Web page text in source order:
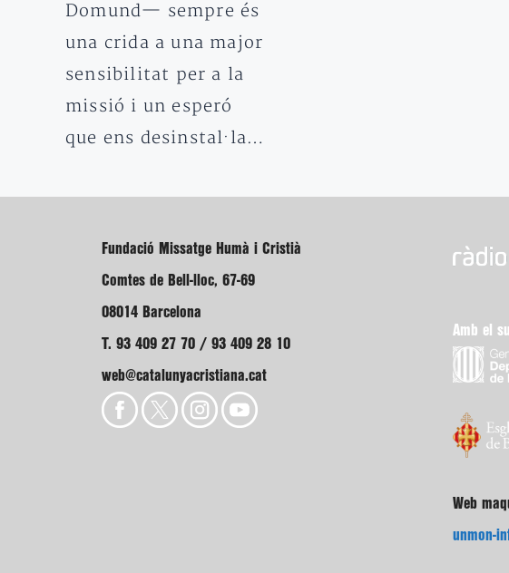
Domund— sempre és
una crida a una major
sensibilitat per a la
missió i un esperó
que ens desinstal·la…
Fundació Missatge Humà i Cristià
Comtes de Bell-lloc, 67-69
08014 Barcelona
T. 93 409 27 70 / 93 409 28 10
web@catalunyacristiana.cat
Amb el
Web
unmon-